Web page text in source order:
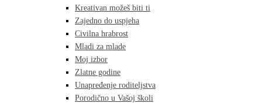
Kreativan možeš biti ti
Zajedno do uspjeha
Civilna hrabrost
Mladi za mlade
Moj izbor
Zlatne godine
Unapređenje roditeljstva
Porodično u Vašoj školi